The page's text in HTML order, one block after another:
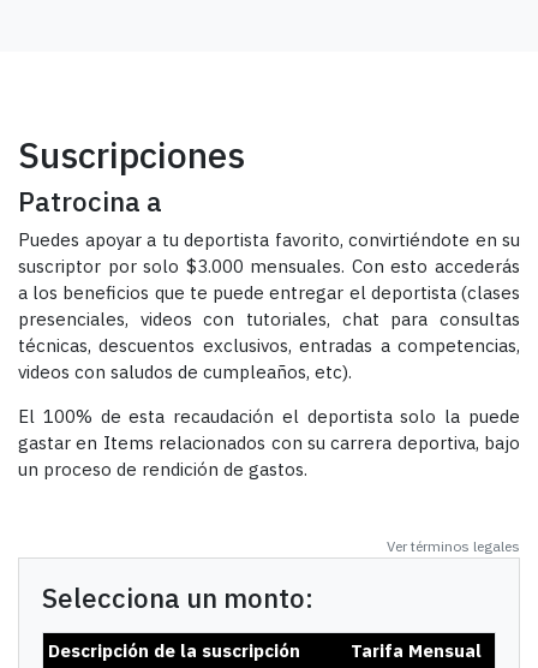
Suscripciones
Patrocina a
Puedes apoyar a tu deportista favorito, convirtiéndote en su
suscriptor por solo $3.000 mensuales. Con esto accederás
a los beneficios que te puede entregar el deportista (clases
presenciales, videos con tutoriales, chat para consultas
técnicas, descuentos exclusivos, entradas a competencias,
videos con saludos de cumpleaños, etc).
El 100% de esta recaudación el deportista solo la puede
gastar en Items relacionados con su carrera deportiva, bajo
un proceso de rendición de gastos.
Ver términos legales
Selecciona un monto:
Descripción de la suscripción
Tarifa Mensual